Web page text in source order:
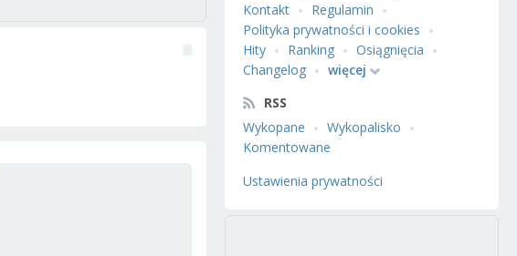
Kontakt
Regulamin
Polityka prywatności i cookies
Hity
Ranking
Osiągnięcia
Changelog
więcej
RSS
Wykopane
Wykopalisko
Komentowane
Ustawienia prywatności